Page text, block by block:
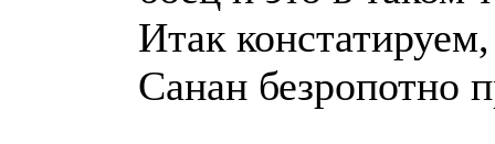
Итак
Санан безропотно